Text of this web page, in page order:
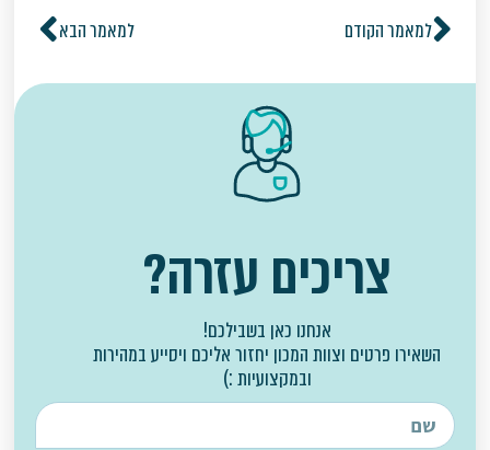
למאמר הקודם למאמר הבא
צריכים עזרה?
אנחנו כאן בשבילכם!
השאירו פרטים וצוות המכון יחזור אליכם ויסייע במהירות
ובמקצועיות :)